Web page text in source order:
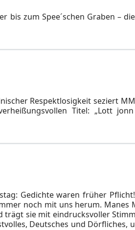
bis zum Spee´schen Graben –
Respektlosigkeit seziert
Titel: „Lott
Gedichte waren früher
noch mit uns herum. Manes
trägt sie mit eindrucksvoller
Deutsches und Dörfliches,